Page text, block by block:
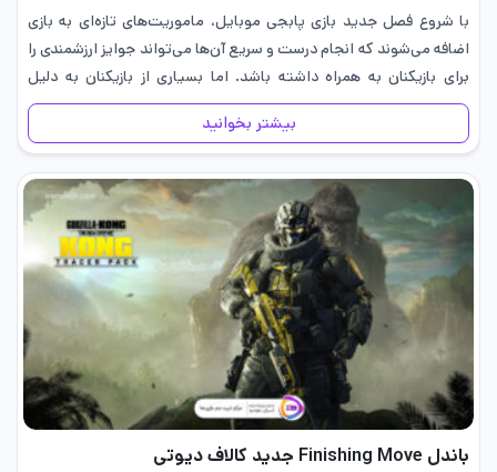
با شروع فصل جدید بازی پابجی موبایل، ماموریت‌های تازه‌ای به بازی
اضافه می‌شوند که انجام درست و سریع آن‌ها می‌تواند جوایز ارزشمندی را
برای بازیکنان به همراه داشته باشد. اما بسیاری از بازیکنان به دلیل
انگلیسی بودن اصطلاحات و مراحل،…
بیشتر بخوانید
باندل Finishing Move جدید کالاف دیوتی